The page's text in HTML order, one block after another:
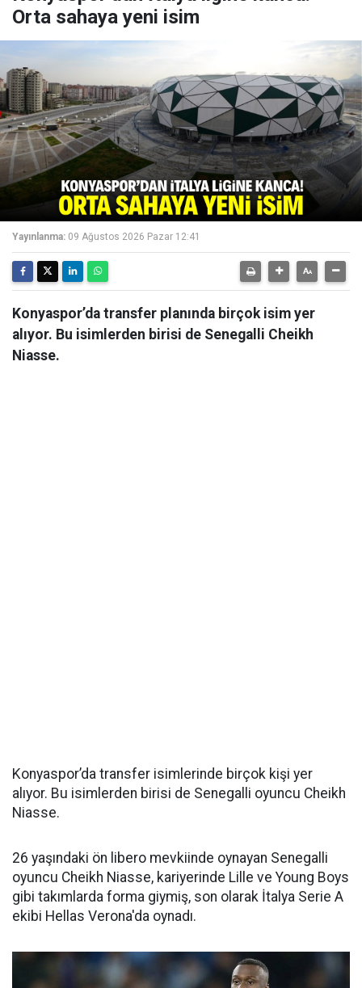
Orta sahaya yeni isim
Yayınlanma: 09 Ağustos 2026 Pazar 12:41
Konyaspor’da transfer planında birçok isim yer
alıyor. Bu isimlerden birisi de Senegalli Cheikh
Niasse.
Konyaspor’da transfer isimlerinde birçok kişi yer
alıyor. Bu isimlerden birisi de Senegalli oyuncu Cheikh
Niasse.
26 yaşındaki ön libero mevkiinde oynayan Senegalli
oyuncu Cheikh Niasse, kariyerinde Lille ve Young Boys
gibi takımlarda forma giymiş, son olarak İtalya Serie A
ekibi Hellas Verona'da oynadı.